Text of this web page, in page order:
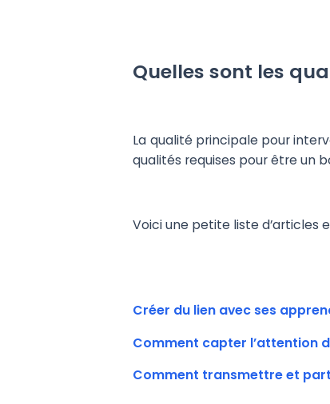
Quelles sont les
La qualité principale pour
qualités requises pour être un
Voici une petite liste d’articles
Créer du lien avec ses
Comment capter l’attention
Comment transmettre et